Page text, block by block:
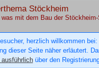
Stöckheim
mit dem Bau der
herzlich willkommen
dieser Seite näher erläutert.
über den